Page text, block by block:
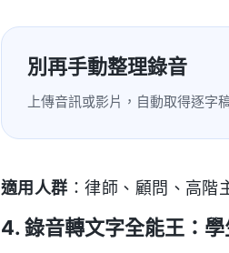
別再手動整理錄音
上傳音訊或影片，自動取得逐字
適用人群 ：律師、顧問、高階
4. 錄音轉文字全能王：